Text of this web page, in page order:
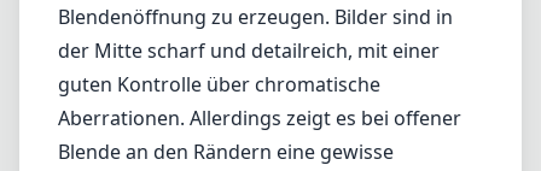
Blendenöffnung zu erzeugen. Bilder sind in
der Mitte scharf und detailreich, mit einer
guten Kontrolle über chromatische
Aberrationen. Allerdings zeigt es bei offener
Blende an den Rändern eine gewisse